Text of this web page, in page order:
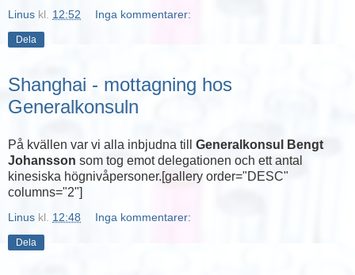
Linus kl. 12:52 Inga kommentarer:
Dela
Shanghai - mottagning hos
Generalkonsuln
På kvällen var vi alla inbjudna till Generalkonsul Bengt
Johansson som tog emot delegationen och ett antal
kinesiska högnivåpersoner.[gallery order="DESC"
columns="2"]
Linus kl. 12:48 Inga kommentarer:
Dela